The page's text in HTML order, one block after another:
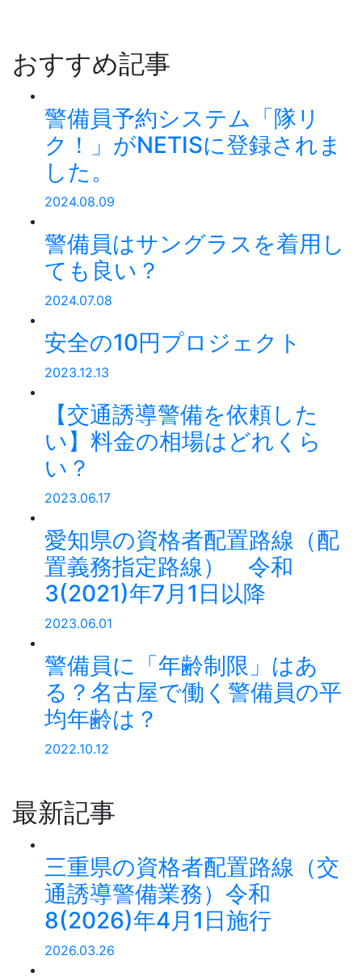
おすすめ記事
警備員予約システム「隊リ
ク！」がNETISに登録されま
した。
2024.08.09
警備員はサングラスを着用し
ても良い？
2024.07.08
安全の10円プロジェクト
2023.12.13
【交通誘導警備を依頼した
い】料金の相場はどれくら
い？
2023.06.17
愛知県の資格者配置路線（配
置義務指定路線） 令和
3(2021)年7月1日以降
2023.06.01
警備員に「年齢制限」はあ
る？名古屋で働く警備員の平
均年齢は？
2022.10.12
最新記事
三重県の資格者配置路線（交
通誘導警備業務）令和
8(2026)年4月1日施行
2026.03.26